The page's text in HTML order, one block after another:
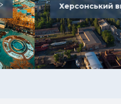
Херсонський